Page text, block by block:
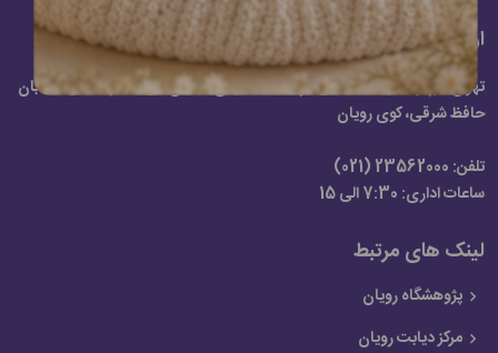
ارتباط با ما
تهران، بزرگراه شهید سلیمانی (رسالت)، انتهای خیابان بنی‌هاشم شمالی، خیابان
حافظ شرقی، کوی رویان
تلفن:
ساعات اداری:
لینک های مرتبط
پژوهشگاه رویان
مرکز دیابت رویان